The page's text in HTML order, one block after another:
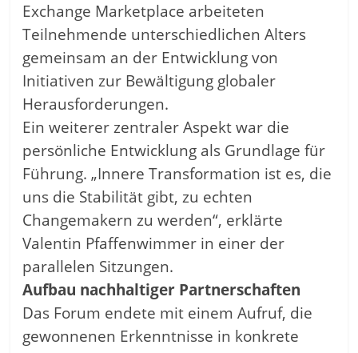
Exchange Marketplace arbeiteten
Teilnehmende unterschiedlichen Alters
gemeinsam an der Entwicklung von
Initiativen zur Bewältigung globaler
Herausforderungen.
Ein weiterer zentraler Aspekt war die
persönliche Entwicklung als Grundlage für
Führung. „Innere Transformation ist es, die
uns die Stabilität gibt, zu echten
Changemakern zu werden“, erklärte
Valentin Pfaffenwimmer in einer der
parallelen Sitzungen.
Aufbau nachhaltiger Partnerschaften
Das Forum endete mit einem Aufruf, die
gewonnenen Erkenntnisse in konkrete